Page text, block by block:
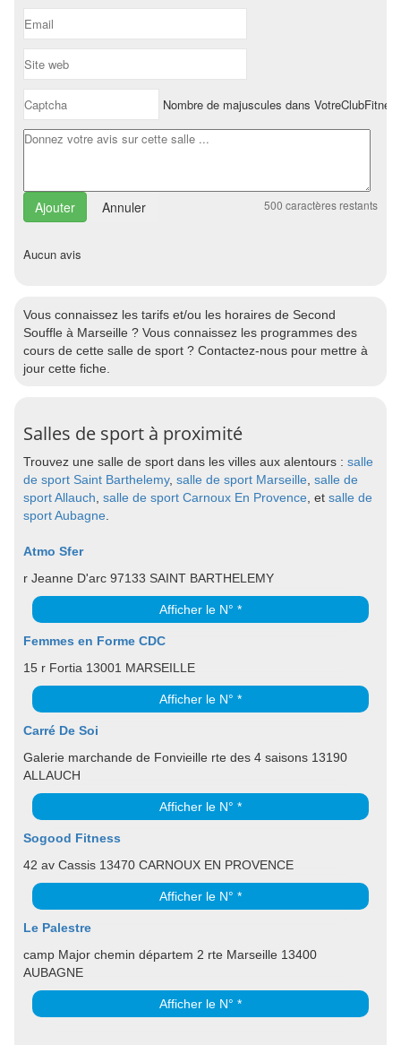
Nombre de majuscules dans
Annuler 500 caractères restants
Aucun avis
Vous connaissez les tarifs et/ou les horaires de Second
Souffle à Marseille ? Vous connaissez les programmes des
cours de cette salle de sport ? Contactez-nous pour mettre à
jour cette fiche.
Salles de sport à proximité
Trouvez une salle de sport dans les villes aux alentours : salle
de sport Saint Barthelemy, salle de sport Marseille salle de
sport Allauch salle de sport Carnoux En Provence , et salle de
sport Aubagne
Atmo Sfer
r Jeanne D'arc 97133 SAINT BARTHELEMY
Afficher le N° *
Femmes en Forme CDC
15 r Fortia 13001 MARSEILLE
Afficher le N° *
Carré De Soi
Galerie marchande de Fonvieille rte des 4 saisons 13190
ALLAUCH
Afficher le N° *
Sogood Fitness
42 av Cassis 13470 CARNOUX EN PROVENCE
Afficher le N° *
Le Palestre
camp Major chemin départem 2 rte Marseille 13400
AUBAGNE
Afficher le N° *